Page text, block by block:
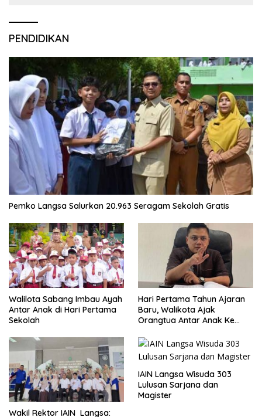
PENDIDIKAN
Pemko Langsa Salurkan 20.963 Seragam Sekolah Gratis
Walilota Sabang Imbau Ayah
Antar Anak di Hari Pertama
Sekolah
Hari Pertama Tahun Ajaran
Baru, Walikota Ajak
Orangtua Antar Anak Ke
Wakil Rektor IAIN Langsa:
IAIN Langsa Wisuda 303
Lulusan Sarjana dan
Magister